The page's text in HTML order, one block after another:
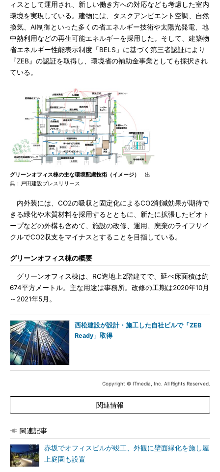
ィスとして運用され、新しい働き方への対応なども考慮した室内
環境を実現している。建物には、タスクアンビエント空調、自然
換気、AI制御といった多くの省エネルギー技術や太陽光発電、地
中熱利用などの再生可能エネルギーを採用した。そして、建築物
省エネルギー性能表示制度「BELS」に基づく第三者認証により
『ZEB』の認証を取得し、環境省の補助金事業としても採択され
ている。
グリーンオフィス棟の主な環境配慮技術（イメージ）
出
典：戸田建設プレスリリース
内外装には、CO2の吸収と固定化によるCO2削減効果が期待で
きる緑化や木質材料を採用するとともに、新たに拡張したビオト
ープなどの外構も含めて、施設の改修、運用、廃棄のライフサイ
クルでCO2収支をマイナスとすることを目指している。
グリーンオフィス棟の概要
グリーンオフィス棟は、RC造地上2階建てで、延べ床面積は約
674平方メートル。主な用途は事務所。改修の工期は2020年10月
～2021年5月。
西松建設が設計・施工した自社ビルで「ZEB
Ready」取得
Copyright © ITmedia, Inc. All Rights Reserved.
関連情報
関連記事
赤坂でオフィスビルが竣工、外観に壁面緑化を施し屋
上庭園も設置